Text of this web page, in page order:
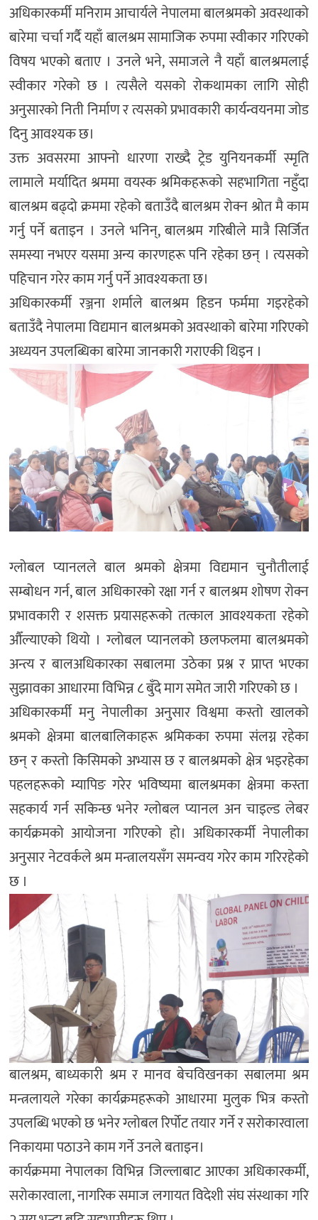
अधिकारकर्मी मनिराम आचार्यले नेपालमा बालश्रमको अवस्थाको
बारेमा चर्चा गर्दै यहाँ बालश्रम सामाजिक रुपमा स्वीकार गरिएको
विषय भएको बताए । उनले भने, समाजले नै यहाँ बालश्रमलाई
स्वीकार गरेको छ । त्यसैले यसको रोकथामका लागि सोही
अनुसारको निती निर्माण र त्यसको प्रभावकारी कार्यन्वयनमा जोड
दिनु आवश्यक छ।
उक्त अवसरमा आफ्नो धारणा राख्दै ट्रेड युनियनकर्मी स्मृति
लामाले मर्यादित श्रममा वयस्क श्रमिकहरूको सहभागिता नहुँदा
बालश्रम बढ्दो क्रममा रहेको बताउँदै बालश्रम रोक्न श्रोत मै काम
गर्नु पर्ने बताइन । उनले भनिन्, बालश्रम गरिबीले मात्रै सिर्जित
समस्या नभएर यसमा अन्य कारणहरू पनि रहेका छन् । त्यसको
पहिचान गरेर काम गर्नु पर्ने आवश्यकता छ।
अधिकारकर्मी रञ्जना शर्माले बालश्रम हिडन फर्ममा गइरहेको
बताउँदै नेपालमा विद्यमान बालश्रमको अवस्थाको बारेमा गरिएको
अध्ययन उपलब्धिका बारेमा जानकारी गराएकी थिइन ।
ग्लोबल प्यानलले बाल श्रमको क्षेत्रमा विद्यमान चुनौतीलाई
सम्बोधन गर्न, बाल अधिकारको रक्षा गर्न र बालश्रम शोषण रोक्न
प्रभावकारी र शसक्त प्रयासहरूको तत्काल आवश्यकता रहेको
औँल्याएको थियो । ग्लोबल प्यानलको छलफलमा बालश्रमको
अन्त्य र बालअधिकारका सबालमा उठेका प्रश्न र प्राप्त भएका
सुझावका आधारमा विभिन्न ८ बुँदे माग समेत जारी गरिएको छ ।
अधिकारकर्मी मनु नेपालीका अनुसार विश्वमा कस्तो खालको
श्रमको क्षेत्रमा बालबालिकाहरू श्रमिकका रुपमा संलग्न रहेका
छन् र कस्तो किसिमको अभ्यास छ र बालश्रमको क्षेत्र भइरहेका
पहलहरूको म्यापिङ गरेर भविष्यमा बालश्रमका क्षेत्रमा कस्ता
सहकार्य गर्न सकिन्छ भनेर ग्लोबल प्यानल अन चाइल्ड लेबर
कार्यक्रमको आयोजना गरिएको हो। अधिकारकर्मी नेपालीका
अनुसार नेटवर्कले श्रम मन्त्रालयसँग समन्वय गरेर काम गरिरहेको
छ ।
बालश्रम, बाध्यकारी श्रम र मानव बेचविखनका सबालमा श्रम
मन्त्रलायले गरेका कार्यक्रमहरूको आधारमा मुलुक भित्र कस्तो
उपलब्धि भएको छ भनेर ग्लोबल रिर्पोट तयार गर्ने र सरोकारवाला
निकायमा पठाउने काम गर्ने उनले बताइन।
कार्यक्रममा नेपालका विभिन्न जिल्लाबाट आएका अधिकारकर्मी,
सरोकारवाला, नागरिक समाज लगायत विदेशी संघ संस्थाका गरि